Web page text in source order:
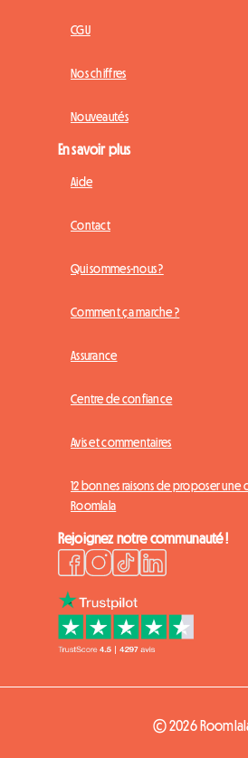
CGU
Nos chiffres
Nouveautés
En savoir plus
Aide
Contact
Qui sommes-nous ?
Comment ça marche ?
Assurance
Centre de confiance
Avis et commentaires
12 bonnes raisons de proposer une
Roomlala
Rejoignez notre communauté !
© 2026